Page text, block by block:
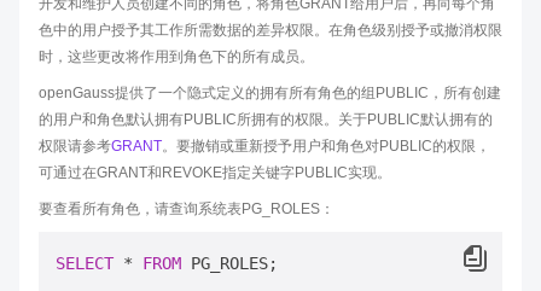
开发和维护人员创建不同的角色，将角色GRANT给用户后，再向每个角
色中的用户授予其工作所需数据的差异权限。在角色级别授予或撤消权限
时，这些更改将作用到角色下的所有成员。
openGauss提供了一个隐式定义的拥有所有角色的组PUBLIC，所有创建
的用户和角色默认拥有PUBLIC所拥有的权限。关于PUBLIC默认拥有的
权限请参考GRANT。要撤销或重新授予用户和角色对PUBLIC的权限，
可通过在GRANT和REVOKE指定关键字PUBLIC实现。
要查看所有角色，请查询系统表PG_ROLES：
SELECT * FROM